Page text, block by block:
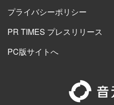
プライバシーポリシー
PR TIMES プレスリリース
PC版サイトへ